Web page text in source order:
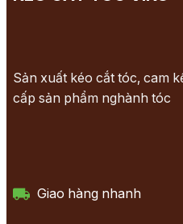
Sản xuất kéo cắt tóc, cam
cấp sản phẩm nghành tóc
Giao hàng nhanh